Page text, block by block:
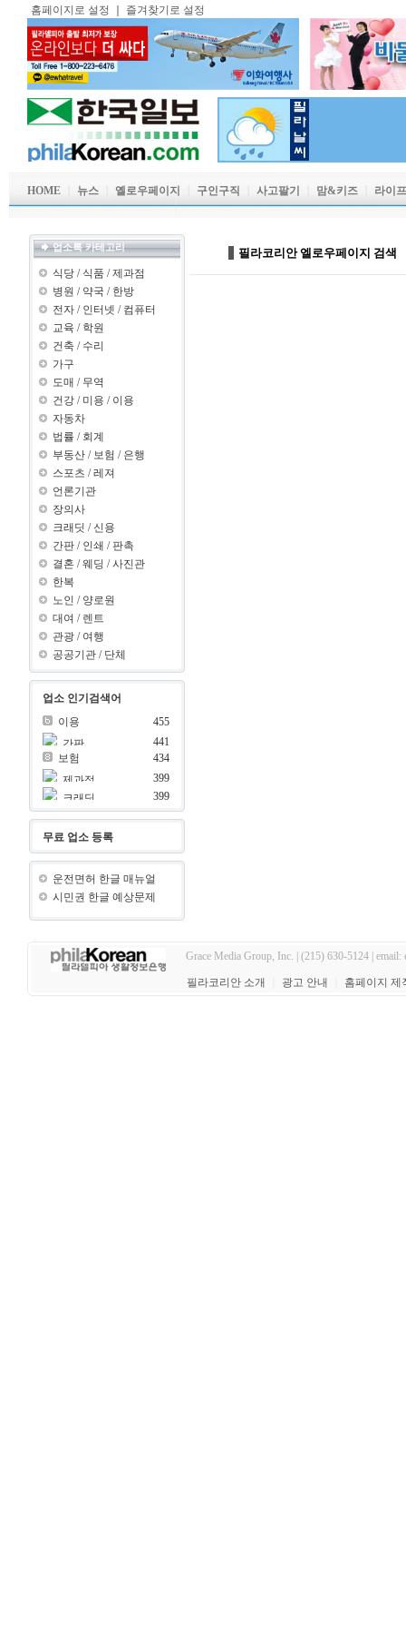
홈페이지로 설정 즐겨찾기로 설정
HOME 뉴스 옐로우페이지 구인구직 사고팔기 맘&키즈 라이
업소록 카테고리
식당 / 식품 /제과점
병원 / 약국 / 한방
전자 / 인터넷 / 컴퓨터
교육 / 학원
건축 / 수리
가구
도매 / 무역
건강 / 미용 / 이용
자동차
법률 / 회계
부동산 / 보험 / 은행
스포츠 /레져
언론기관
장의사
크래딧 / 신용
간판 / 인쇄 / 판촉
결혼 /웨딩 /사진관
한복
노인 / 양로원
대여 / 렌트
관광 / 여행
공공기관 / 단체
업소 인기검색어
이용
455
domain:yy.com | dom
ain:x ???..
90
간판 441
domain:yy.com | dom
ain:y ???..
171
08
보험
434
domain:yy.com | dom
ain:z ???..
69
제과점 399
0
크래딧
399
무료 업소 등록
운전면허 한글 매뉴얼
시민권 한글 예상문제
필라코리안 엘로우페이지 검색
Grace Media Group, Inc. | (215) 630-5124 | email:
필라코리안 소개 광고 안내 홈페이지 제